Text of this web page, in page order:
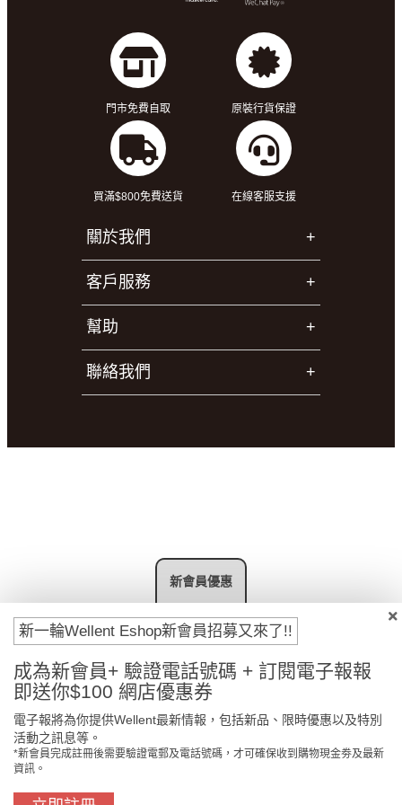
門市免費自取 原裝行貨保證
買滿$800免費送貨 在線客服支援
關於我們
客戶服務
幫助
聯絡我們
新一輪Wellent Eshop新會員招募又來了!!
成為新會員+ 驗證電話號碼 + 訂閱電子報報
即送你$100 網店優惠券
電子報將為你提供Wellent最新情報，包括新品、限時優惠以及特別
活動之訊息等。
*新會員完成註冊後需要驗證電郵及電話號碼，才可確保收到購物現金劵及最新
資訊。
新會員優惠